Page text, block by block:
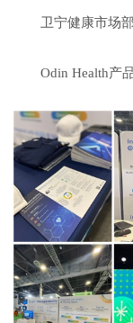
卫宁健康市场
Odin Health产